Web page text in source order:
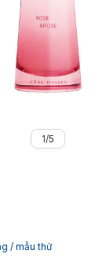
1/5
/ mẫu thử